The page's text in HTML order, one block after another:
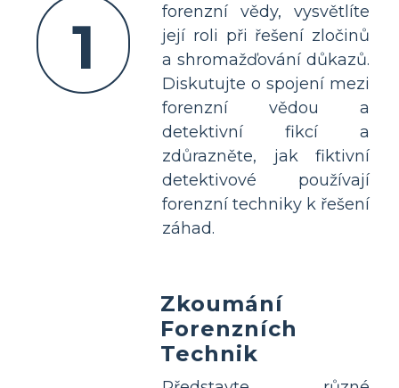
1
forenzní vědy, vysvětlíte
její roli při řešení zločinů
a shromažďování důkazů.
Diskutujte o spojení mezi
forenzní vědou a
detektivní fikcí a
zdůrazněte, jak fiktivní
detektivové používají
forenzní techniky k řešení
záhad.
Zkoumání
Forenzních
Technik